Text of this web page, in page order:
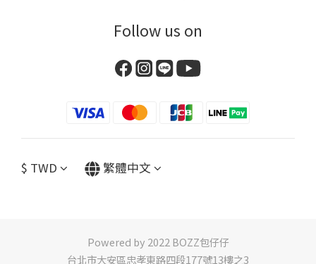
Follow us on
$ TWD 繁體中文
Powered by 2022 BOZZ包仔仔
台北市大安區忠孝東路四段177號13樓之3